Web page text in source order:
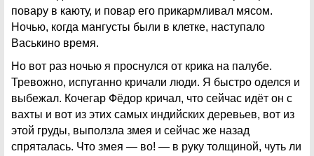
повару в каюту, и повар его прикармливал мясом.
Ночью, когда мангусты были в клетке, наступало
Васькино время.
Но вот раз ночью я проснулся от крика на палубе.
Тревожно, испуганно кричали люди. Я быстро оделся и
выбежал. Кочегар Фёдор кричал, что сейчас идёт он с
вахты и вот из этих самых индийских деревьев, вот из
этой груды, выползла змея и сейчас же назад
спряталась. Что змея — во! — в руку толщиной, чуть ли